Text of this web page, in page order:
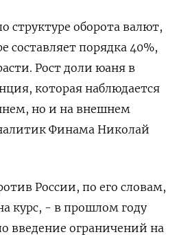
структуре оборота валют,
составляет порядка 40%,
Рост доли юаня в
которая наблюдается
но и на внешнем
Финама Николай
России, по его словам,
курс, - в прошлом году
введение ограничений на